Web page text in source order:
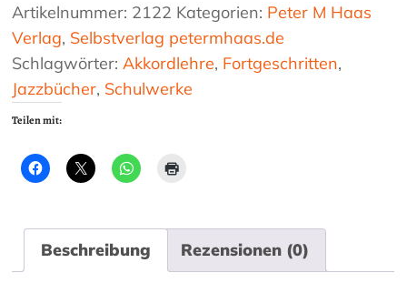
und
probiere
sie
im
Play-
selbst
Menge
Artikelnummer: 2122 Kategorien: Peter M Haas
Verlag, Selbstverlag petermhaas.de
Schlagwörter:Akkordlehre, Fortgeschritten,
Jazzbücher, Schulwerke
Teilen mit:
Beschreibung Rezensionen (0)